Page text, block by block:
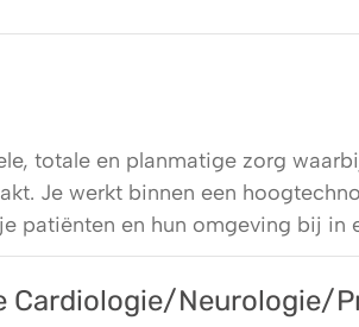
totale en planmatige zorg
Je werkt binnen een
patiënten en hun omgeving bij in
Cardiologie/Neurologie/